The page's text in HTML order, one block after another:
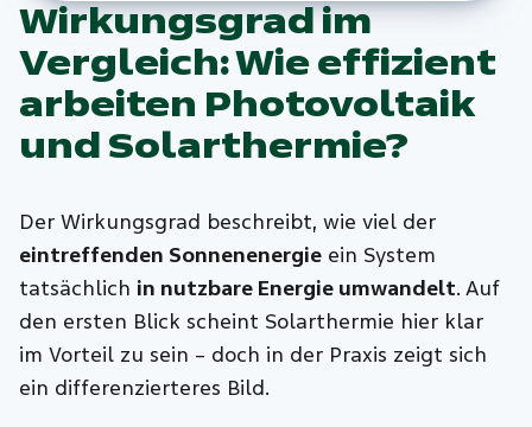
Wirkungsgrad im
Vergleich: Wie effizient
arbeiten Photovoltaik
und Solarthermie?
Der Wirkungsgrad beschreibt, wie viel der
eintreffenden Sonnenenergie ein System
tatsächlich in nutzbare Energie umwandelt. Auf
den ersten Blick scheint Solarthermie hier klar
im Vorteil zu sein – doch in der Praxis zeigt sich
ein differenzierteres Bild.